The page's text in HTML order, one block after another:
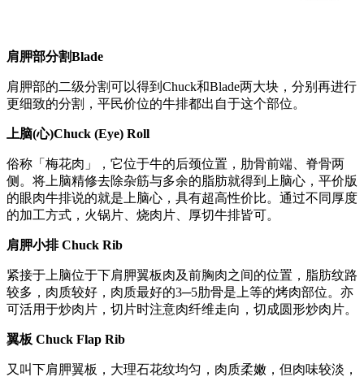
肩胛部分割Blade
肩胛部的二级分割可以得到Chuck和Blade两大块，分别再进行
更细致的分割，平民价位的牛排都出自于这个部位。
上脑(心)Chuck (Eye) Roll
俗称「梅花肉」，它位于牛的后颈位置，肋骨前端、脊骨两
侧。将上脑精修去除杂筋与多余的脂肪就得到上脑心，平价版
的眼肉牛排说的就是上脑心，具有超高性价比。通过不同厚度
的加工方式，火锅片、烧肉片、厚切牛排皆可。
肩胛小排 Chuck Rib
紧接于上脑位于下肩胛翼板肉及前胸肉之间的位置，脂肪纹路
较多，肉质较好，肉质最好的3─5肋骨是上等的烤肉部位。亦
可活用于炒肉片，切片时注意肉纤维走向，切成圆形炒肉片。
翼板 Chuck Flap Rib
又叫下肩胛翼板，大理石花纹均匀，肉质柔嫩，但肉味较淡，